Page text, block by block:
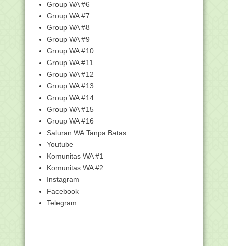
Keputusan Menag tentang Pedoman
Penyelenggaraan Pe...
MUI Apresiasi Edaran Menag Tentang
Menag Terbitkan Pedoman
Penggunaan Pengeras Suara ...
2022 tentang P...
Petunjuk Pengisian Nomor Peserta
Ujian Madrasah (U...
Panduan Cara Akses Aplikasi PDUM
dan Cetak Kartu U...
Unduh Contoh Soal SKI - Ujian
Madrasah (UM) Jenjan...
Unduh Contoh Soal Tryout Ujian
Madrasah (UM) Fikih...
Unduh Contoh Soal Akidah Akhlak -
Ujian Madrasah (...
Unduh Contoh Soal Ujian Madrasah
(UM) MA
Group WA #6
Group WA #7
Group WA #8
Group WA #9
Group WA #10
Group WA #11
Group WA #12
Group WA #13
Group WA #14
Group WA #15
Group WA #16
Saluran WA Tanpa Batas
Youtube
Komunitas WA #1
Komunitas WA #2
Instagram
Facebook
Telegram